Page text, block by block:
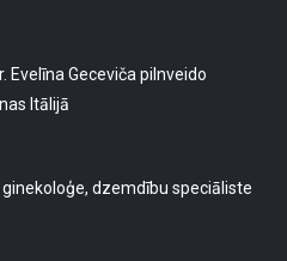
Evelīna Geceviča pilnveido
Itālijā
ginekoloģe, dzemdību speciāliste